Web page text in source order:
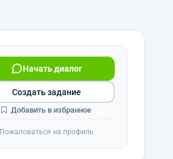
Начать диалог
Создать задание
Добавить в избранное
Пожаловаться на профиль